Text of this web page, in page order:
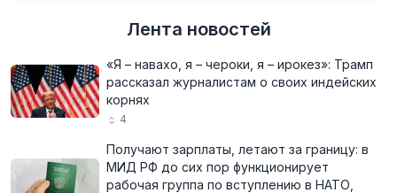
Лента новостей
«Я – навахо, я – чероки, я – ирокез»: Трамп
рассказал журналистам о своих индейских
корнях
4
Получают зарплаты, летают за границу: в
МИД РФ до сих пор функционирует
рабочая группа по вступлению в НАТО,